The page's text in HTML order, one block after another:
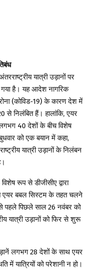
यात्री उड़ानों पर
गया है। यह आदेश नागरिक
(कोविड-19) के कारण देश में
से निलंबित हैं। हालांकि, एयर
40 देशों के बीच विशेष
को एक बयान में कहा,
यात्री उड़ानों के निलंबन
रूप से डीजीसीए द्वारा
एयर बबल सिस्टम के तहत चलने
पहले पिछले साल 26 नवंबर को
यात्री उड़ानों को फिर से शुरू
लगभग 28 देशों के साथ एयर
में यात्रियों को परेशानी न हो।